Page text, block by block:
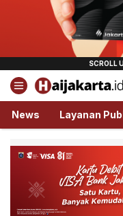
Haijakarta.id
Semua Tentang
News Layanan